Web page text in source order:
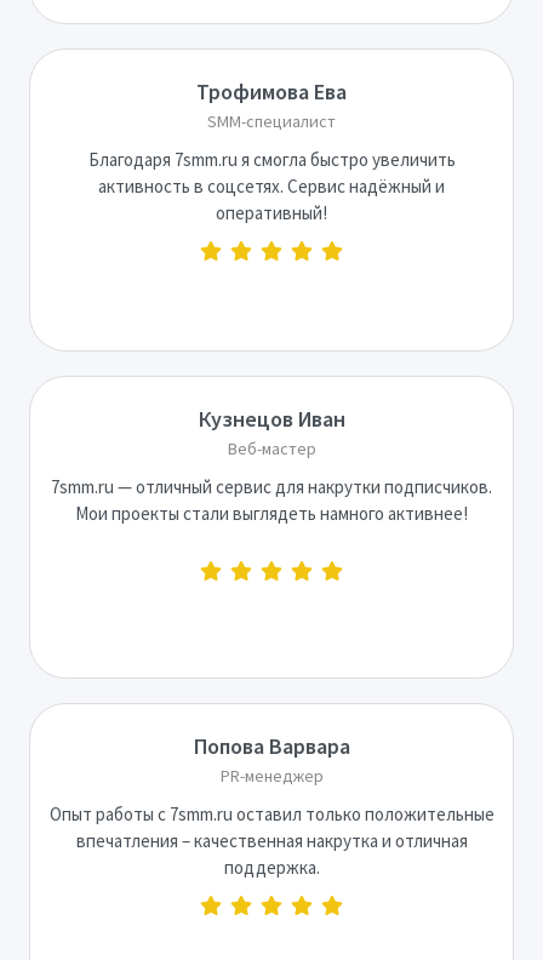
Трофимова Ева
SMM-специалист
Благодаря 7smm.ru я смогла быстро увеличить
активность в соцсетях. Сервис надёжный и
оперативный!
Кузнецов Иван
Веб-мастер
7smm.ru — отличный сервис для накрутки подписчиков.
Мои проекты стали выглядеть намного активнее!
Попова Варвара
PR-менеджер
Опыт работы с 7smm.ru оставил только положительные
впечатления – качественная накрутка и отличная
поддержка.